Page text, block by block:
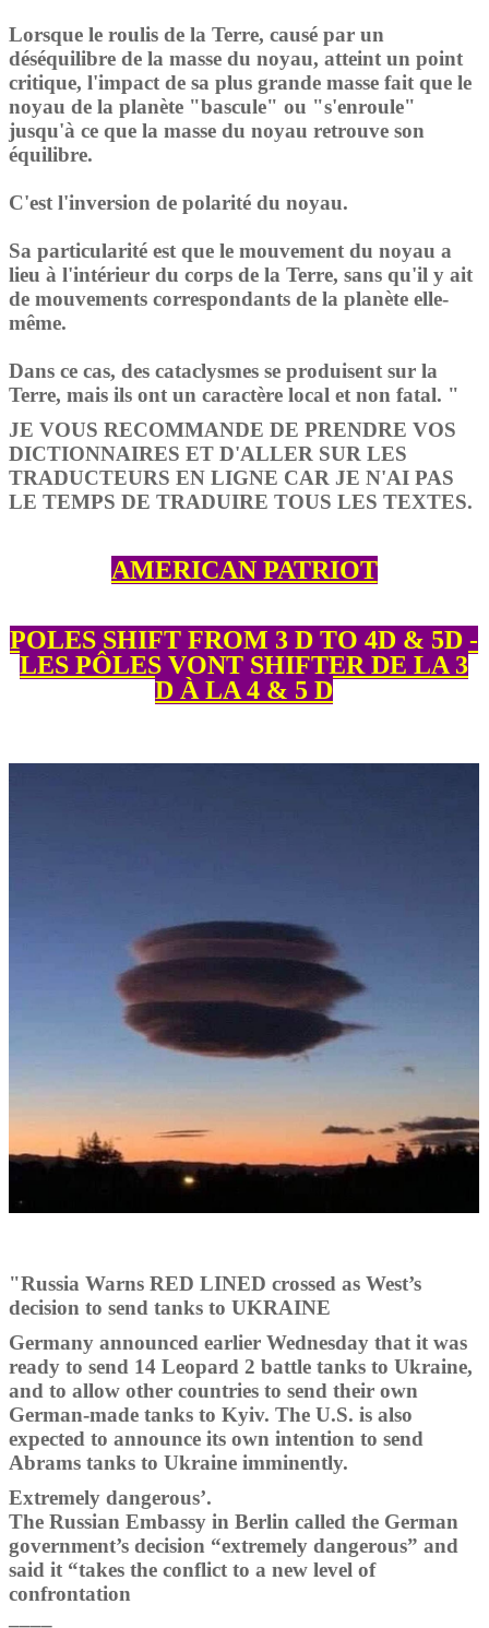
Lorsque le roulis de la Terre, causé par un
déséquilibre de la masse du noyau, atteint un point
critique, l'impact de sa plus grande masse fait que le
noyau de la planète "bascule" ou "s'enroule"
jusqu'à ce que la masse du noyau retrouve son
équilibre.
C'est l'inversion de polarité du noyau.
Sa particularité est que le mouvement du noyau a
lieu à l'intérieur du corps de la Terre, sans qu'il y ait
de mouvements correspondants de la planète elle-
même.
Dans ce cas, des cataclysmes se produisent sur la
Terre, mais ils ont un caractère local et non fatal. "
JE VOUS RECOMMANDE DE PRENDRE VOS
DICTIONNAIRES ET D'ALLER SUR LES
TRADUCTEURS EN LIGNE CAR JE N'AI PAS
LE TEMPS DE TRADUIRE TOUS LES TEXTES.
AMERICAN PATRIOT
POLES SHIFT FROM 3 D TO 4D & 5D -
LES PÔLES VONT SHIFTER DE LA 3
D À LA 4 & 5 D
"Russia Warns RED LINED crossed as West’s
decision to send tanks to UKRAINE
Germany announced earlier Wednesday that it was
ready to send 14 Leopard 2 battle tanks to Ukraine,
and to allow other countries to send their own
German-made tanks to Kyiv. The U.S. is also
expected to announce its own intention to send
Abrams tanks to Ukraine imminently.
Extremely dangerous’.
The Russian Embassy in Berlin called the German
government’s decision “extremely dangerous” and
said it “takes the conflict to a new level of
confrontation